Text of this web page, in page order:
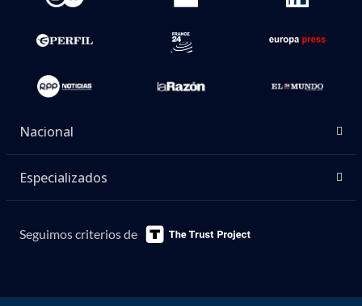
Nacional
Especializados
Seguimos criterios de